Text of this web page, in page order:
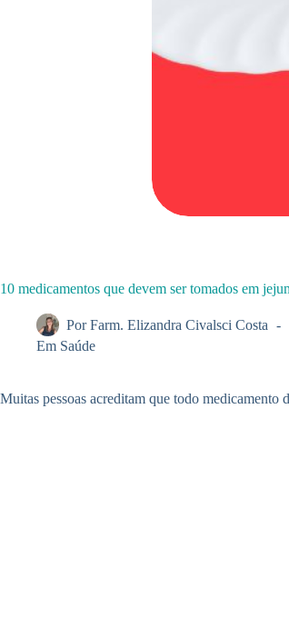
10 medicamentos que devem ser tomados em
Por Farm. Elizandra Civalsci Costa
Em Saúde
Muitas pessoas acreditam que todo medicamento